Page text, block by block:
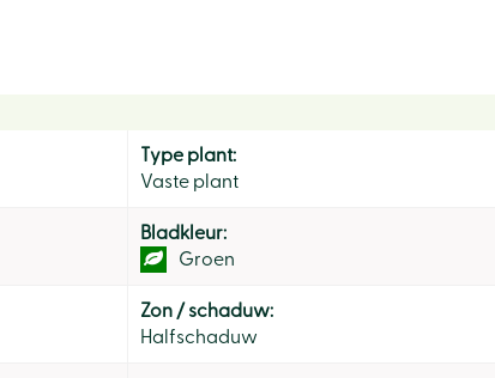
Type plant:
Vaste plant
Bladkleur:
Groen
Zon / schaduw:
Halfschaduw